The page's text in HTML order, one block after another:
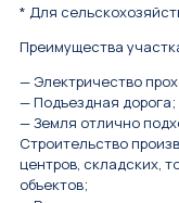
* Для
Преимущества
— Электричество
— Подъездная дорога;
— Земля отлично
Строительство
центров, складских,
объектов;